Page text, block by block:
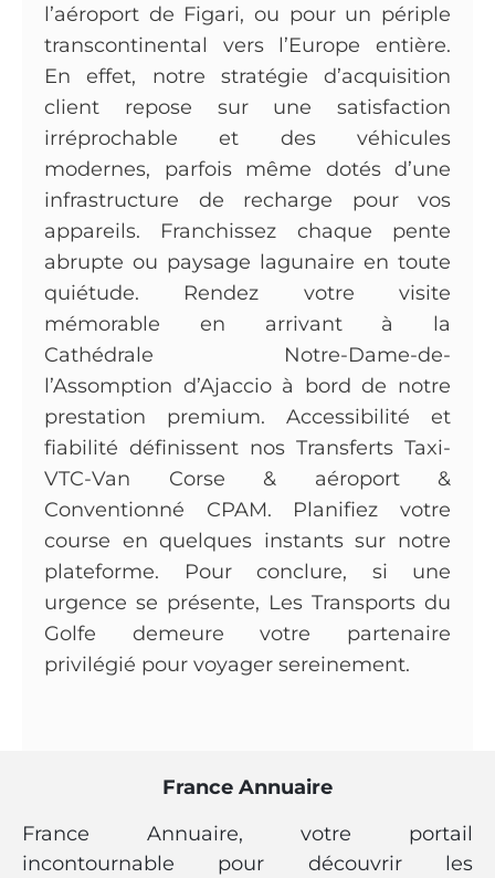
l’aéroport de Figari, ou pour un périple
transcontinental vers l’Europe entière.
En effet, notre stratégie d’acquisition
client repose sur une satisfaction
irréprochable et des véhicules
modernes, parfois même dotés d’une
infrastructure de recharge pour vos
appareils. Franchissez chaque pente
abrupte ou paysage lagunaire en toute
quiétude. Rendez votre visite
mémorable en arrivant à la
Cathédrale Notre-Dame-de-
l’Assomption d’Ajaccio à bord de notre
prestation premium. Accessibilité et
fiabilité définissent nos Transferts Taxi-
VTC-Van Corse & aéroport &
Conventionné CPAM. Planifiez votre
course en quelques instants sur notre
plateforme. Pour conclure, si une
urgence se présente, Les Transports du
Golfe demeure votre partenaire
privilégié pour voyager sereinement.
France Annuaire
France Annuaire, votre portail
incontournable pour découvrir les